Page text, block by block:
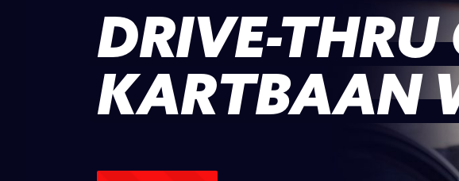
DRIVE-THRU
KARTBAAN